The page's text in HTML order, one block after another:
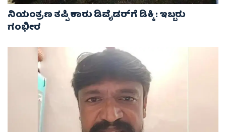
ನಿಯಂತ್ರಣ ತಪ್ಪಿ ಕಾರು ಡಿವೈಡರ್‌ಗೆ ಡಿಕ್ಕಿ : ಇಬ್ಬರು
ಗಂಭೀರ